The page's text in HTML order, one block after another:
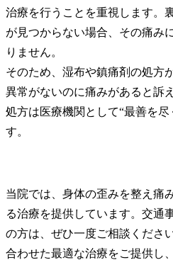
治療を行うことを重視します。
が見つからない場合、その痛み
りません。
そのため、湿布や鎮痛剤の処方
異常がないのに痛みがあると訴
処方は医療機関として“最善を
す。
当院では、身体の歪みを整え痛
る治療を提供しています。交通
の方は、ぜひ一度ご相談くださ
合わせた最適な治療をご提供し